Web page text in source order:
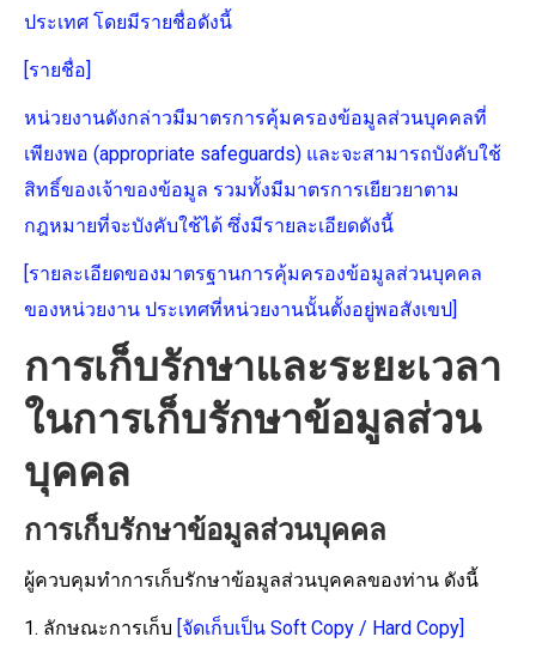
ประเทศ โดยมีรายชื่อดังนี้
[รายชื่อ]
หน่วยงานดังกล่าวมีมาตรการคุ้มครองข้อมูลส่วนบุคคลที่
เพียงพอ (appropriate safeguards) และจะสามารถบังคับใช้
สิทธิ์ของเจ้าของข้อมูล รวมทั้งมีมาตรการเยียวยาตาม
กฎหมายที่จะบังคับใช้ได้ ซึ่งมีรายละเอียดดังนี้
[รายละเอียดของมาตรฐานการคุ้มครองข้อมูลส่วนบุคคล
ของหน่วยงาน ประเทศที่หน่วยงานนั้นตั้งอยู่พอสังเขป]
การเก็บรักษาและระยะเวลา
ในการเก็บรักษาข้อมูลส่วน
บุคคล
การเก็บรักษาข้อมูลส่วนบุคคล
ผู้ควบคุมทำการเก็บรักษาข้อมูลส่วนบุคคลของท่าน ดังนี้
1. ลักษณะการเก็บ [จัดเก็บเป็น Soft Copy / Hard Copy]